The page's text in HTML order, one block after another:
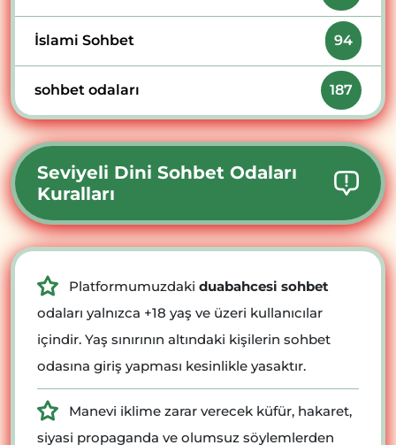
İslami Sohbet 94
sohbet odaları 187
Seviyeli Dini Sohbet Odaları
Kuralları
Platformumuzdaki duabahcesi sohbet
odaları yalnızca +18 yaş ve üzeri kullanıcılar
içindir. Yaş sınırının altındaki kişilerin sohbet
odasına giriş yapması kesinlikle yasaktır.
Manevi iklime zarar verecek küfür, hakaret,
siyasi propaganda ve olumsuz söylemlerden